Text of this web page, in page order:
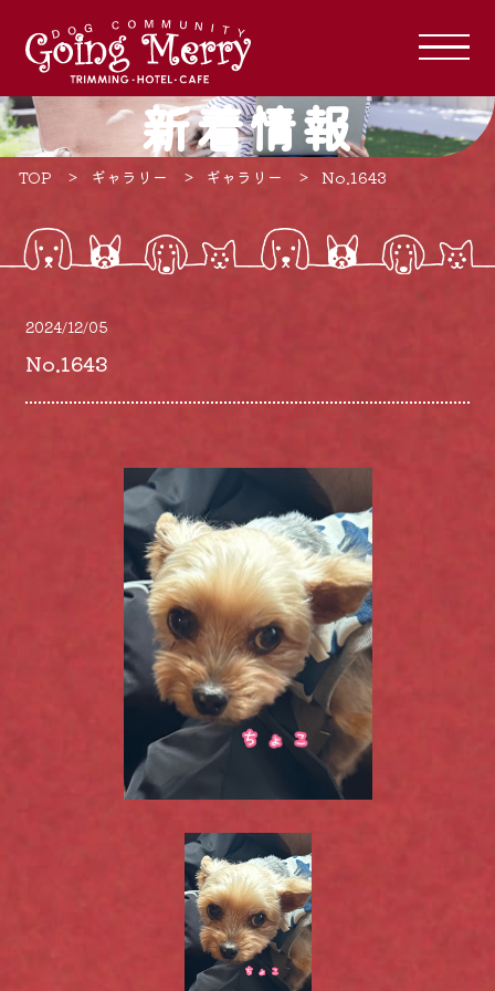
新着情報
TOP ギャラリー ギャラリー No.1643
2024/12/05
No.1643